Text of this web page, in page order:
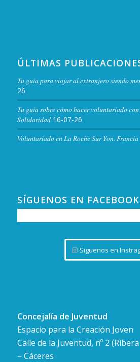
ÚLTIMAS
Tu guía para viajar al extranjero siendo
26
Tu guía sobre cómo hacer voluntariado
Solidaridad 16-07-26
Voluntariado en La Roche Sur Yon. Francia
SÍGUENOS EN FACEBOOK
Siguenos en
Concejalía de Juventud
Espacio para la Creación Joven
Calle de la Juventud, nº 2
– Cáceres